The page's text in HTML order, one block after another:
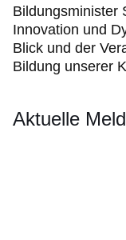
Bildungsminister
Innovation und
Blick und der
Bildung unserer
Aktuelle